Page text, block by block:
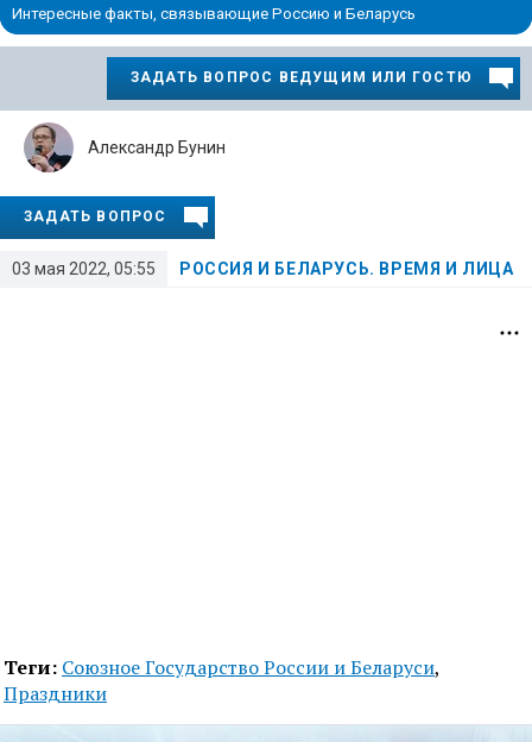
Интересные факты, связывающие Россию и Беларусь
ЗАДАТЬ ВОПРОС ВЕДУЩИМ ИЛИ ГОСТЮ
03 мая 2022, 05:55 РОССИЯ И БЕЛАРУСЬ. ВРЕМЯ И ЛИЦА
Александр Бунин
ЗАДАТЬ ВОПРОС
Теги: Союзное Государство России и Беларуси,
Праздники